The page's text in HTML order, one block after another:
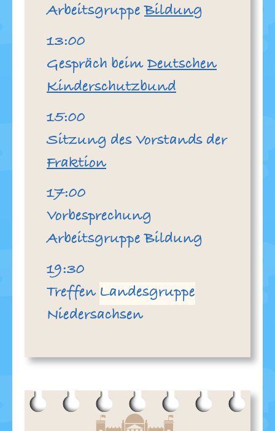
ArbeitsgruppeBildung
13:00
Gespräch beim Deutschen
Kinderschutzbund
15:00
Sitzung des Vorstands der
Fraktion
17:00
Vorbesprechung
Arbeitsgruppe Bildung
19:30
Treffen Landesgruppe
Niedersachsen